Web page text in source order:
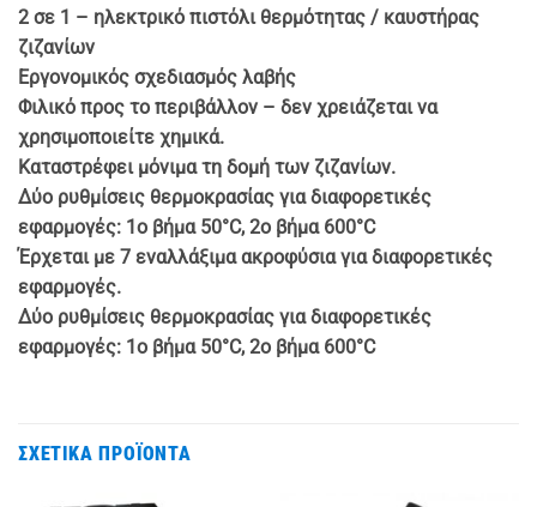
2 σε 1 – ηλεκτρικό πιστόλι θερμότητας / καυστήρας
ζιζανίων
Εργονομικός σχεδιασμός λαβής
Φιλικό προς το περιβάλλον – δεν χρειάζεται να
χρησιμοποιείτε χημικά.
Καταστρέφει μόνιμα τη δομή των ζιζανίων.
Δύο ρυθμίσεις θερμοκρασίας για διαφορετικές
εφαρμογές: 1ο βήμα 50°C, 2ο βήμα 600°C
Έρχεται με 7 εναλλάξιμα ακροφύσια για διαφορετικές
εφαρμογές.
Δύο ρυθμίσεις θερμοκρασίας για διαφορετικές
εφαρμογές: 1ο βήμα 50°C, 2ο βήμα 600°C
ΣΧΕΤΙΚΆ ΠΡΟΪΌΝΤΑ